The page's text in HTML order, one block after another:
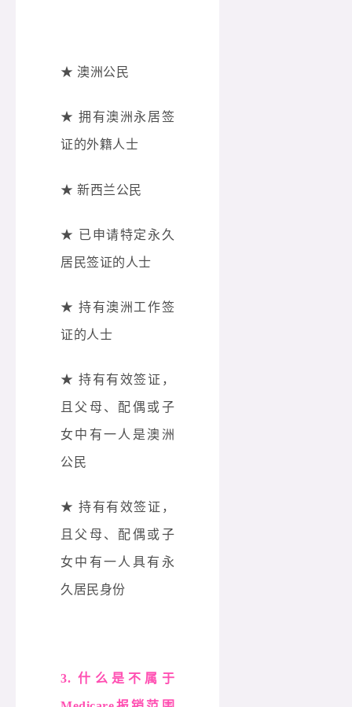
★ 澳洲公民
★ 拥有澳洲永居签
证的外籍人士
★ 新西兰公民
★ 已申请特定永久
居民签证的人士
★ 持有澳洲工作签
证的人士
★ 持有有效签证，
且父母、配偶或子
女中有一人是澳洲
公民
★ 持有有效签证，
且父母、配偶或子
女中有一人具有永
久居民身份
3. 什么是不属于